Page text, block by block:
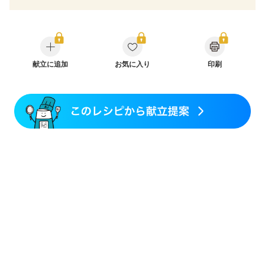
糖尿病性腎症（第１期）
糖尿病性腎症（第２期）
糖尿病性腎症（第３期）
CKD（ステージ１）
CKD（ステージ２）
CKD（ステージ３a）
乳がん治療を終えた方・経過観察中の方など
大腸がん治療を終えた方・経過観察中の方
大腸がん（抗がん剤治療中）
献立に追加 お気に入り 印刷